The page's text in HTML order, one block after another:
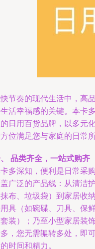
节奏的现代生活中，高
活幸福感的关键。本卡
日用百货品牌，以多元
位满足您与家庭的日常
品类齐全，一站式购齐
多深知，便利是日常采
广泛的产品线：从清洁
布、垃圾袋）到家居收
具（如碗碟、刀具、保
装）；乃至小型家居装
，您无需辗转多处，即
时间和精力。